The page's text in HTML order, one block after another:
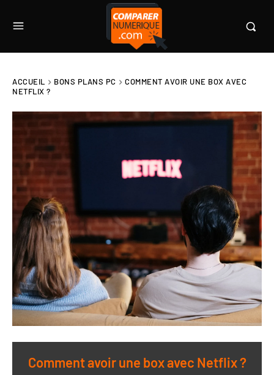
ACCUEIL BONS PLANS PC
COMMENT AVOIR UNE BOX AVEC
NETFLIX ?
Comment avoir une box avec Netflix ?